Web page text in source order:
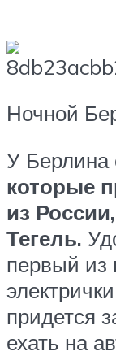
Ночной
У Берлина
которые
из
Тегель.
первый из
придется
ехать на